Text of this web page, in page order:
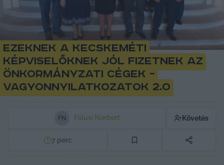
Ezeknek a kecskeméti
képviselőknek jól fizetnek az
önkormányzati cégek –
vagyonnyilatkozatok 2.0
FN Falusi Norbert Követés
7 perc